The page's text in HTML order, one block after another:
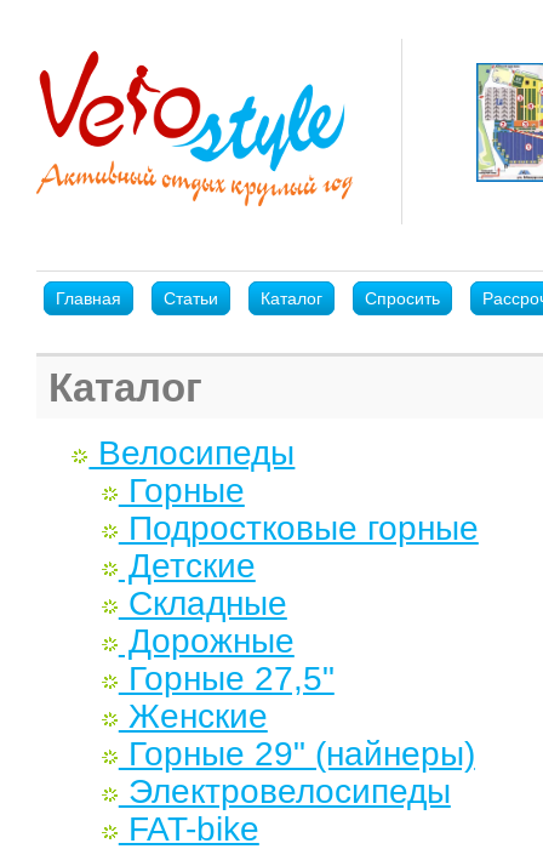
Главная Статьи Каталог Спросить
Каталог
Велосипеды
Горные
Подростковые горные
Детские
Складные
Дорожные
Горные 27,5"
Женские
Горные 29" (найнеры)
Электровелосипеды
FAT-bike